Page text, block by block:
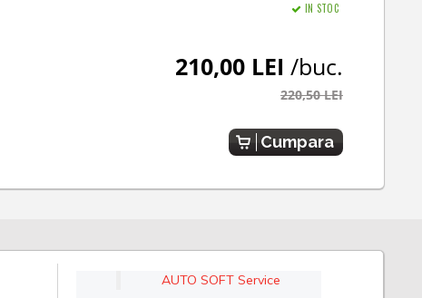
IN STOC
210,00 LEI /buc.
220,50 LEI
Cumpara
AUTO SOFT Service